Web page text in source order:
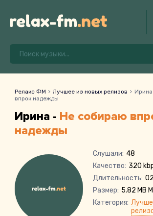
Релакс ФМ Лучшее из новых релизов
впрок надежды
Ирина - Не собираю
надежды
Слушали: 48
Качество: 320
Длительность:
Размер: 5.82 MB
Категория: